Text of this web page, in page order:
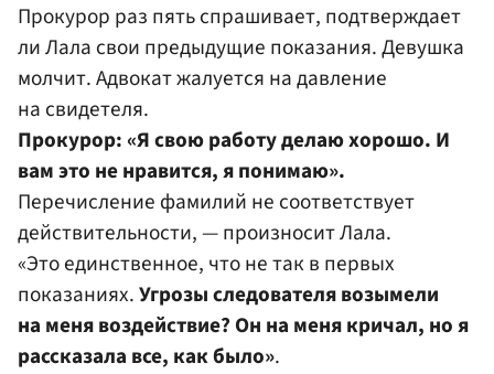
Прокурор раз пять спрашивает, подтверждает
ли Лала свои предыдущие показания. Девушка
молчит. Адвокат жалуется на давление
на свидетеля.
Прокурор: «Я свою работу делаю хорошо. И
вам это не нравится, я понимаю».
Перечисление фамилий не соответствует
действительности, — произносит Лала.
«Это единственное, что не так в первых
показаниях.Угрозы следователя возымели
на меня воздействие? Он на меня кричал, но я
рассказала все, как было».